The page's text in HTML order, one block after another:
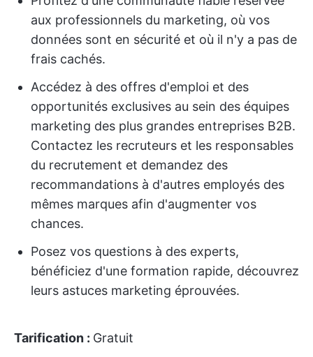
aux professionnels du marketing, où vos
données sont en sécurité et où il n'y a pas de
frais cachés.
Accédez à des offres d'emploi et des
opportunités exclusives au sein des équipes
marketing des plus grandes entreprises B2B.
Contactez les recruteurs et les responsables
du recrutement et demandez des
recommandations à d'autres employés des
mêmes marques afin d'augmenter vos
chances.
Posez vos questions à des experts,
bénéficiez d'une formation rapide, découvrez
leurs astuces marketing éprouvées.
Tarification : Gratuit